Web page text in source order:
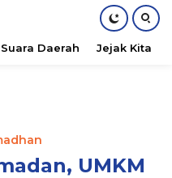
Suara Daerah Jejak Kita
UMKM